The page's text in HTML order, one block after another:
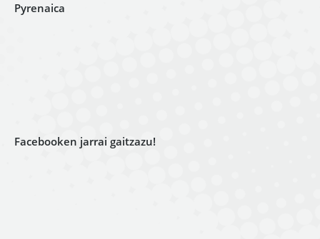
Pyrenaica
Facebooken jarrai gaitzazu!